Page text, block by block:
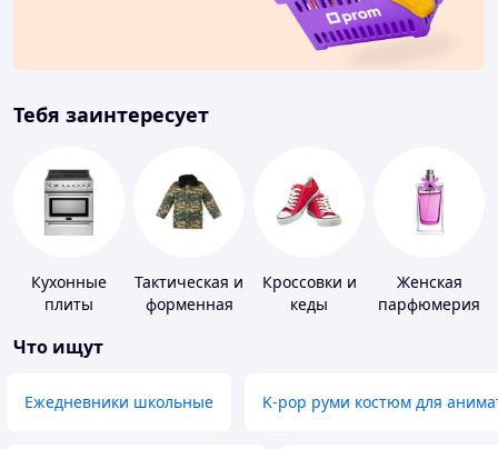
Тебя заинтересует
Кухонные
плиты
Тактическая и
форменная
Кроссовки и
кеды
Женская
парфюмерия
Что ищут
Ежедневники школьные K-pop руми костюм для